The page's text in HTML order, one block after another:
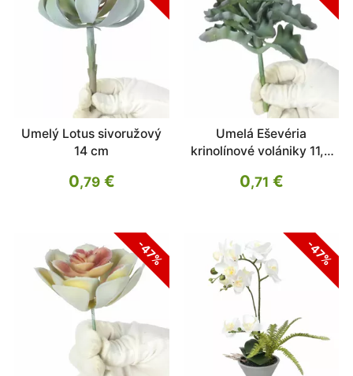
Umelý Lotus sivoružový
14 cm
0,79€
Umelá Eševéria
krinolínové volániky 11,5
0,71 €
-47% -47%